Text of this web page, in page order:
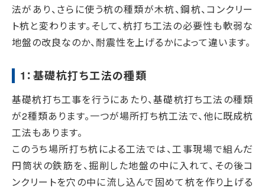
法があり、さらに使う杭の種類が木杭、鋼杭、コンクリー
ト杭と変わります。そして、杭打ち工法の必要性も軟弱な
地盤の改良なのか、耐震性を上げるかによって違います。
1：基礎杭打ち工法の種類
基礎杭打ち工事を行うにあたり、基礎杭打ち工法の種類
が2種類あります。一つが場所打ち杭工法で、他に既成杭
工法もあります。
このうち場所打ち杭による工法では、工事現場で組んだ
円筒状の鉄筋を、掘削した地盤の中に入れて、その後コ
ンクリートを穴の中に流し込んで固めて杭を作り上げる